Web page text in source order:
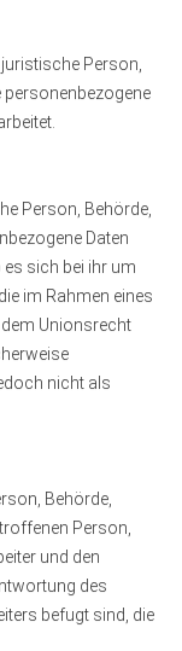
Person,
personenbezogene
Person, Behörde,
Daten
sich bei ihr um
im Rahmen eines
Unionsrecht
nicht als
Behörde,
Person,
und den
des
befugt sind, die